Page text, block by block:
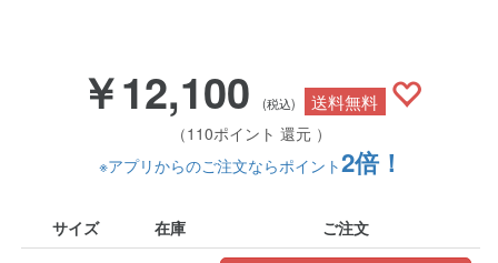
￥12,100 (税込) 送料無料
（110ポイント 還元 ）
※アプリからのご注文ならポイント2倍！
サイズ 在庫 ご注文